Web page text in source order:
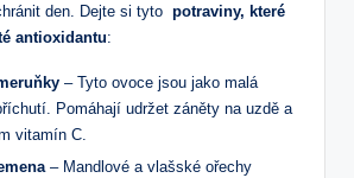
den. Dejte ‌si tyto
potraviny, které
antioxidantu:
– Tyto ovoce ⁤jsou ​jako malá
Pomáhají udržet záněty na uzdě a
vitamín C.
– Mandlové a vlašské ořechy